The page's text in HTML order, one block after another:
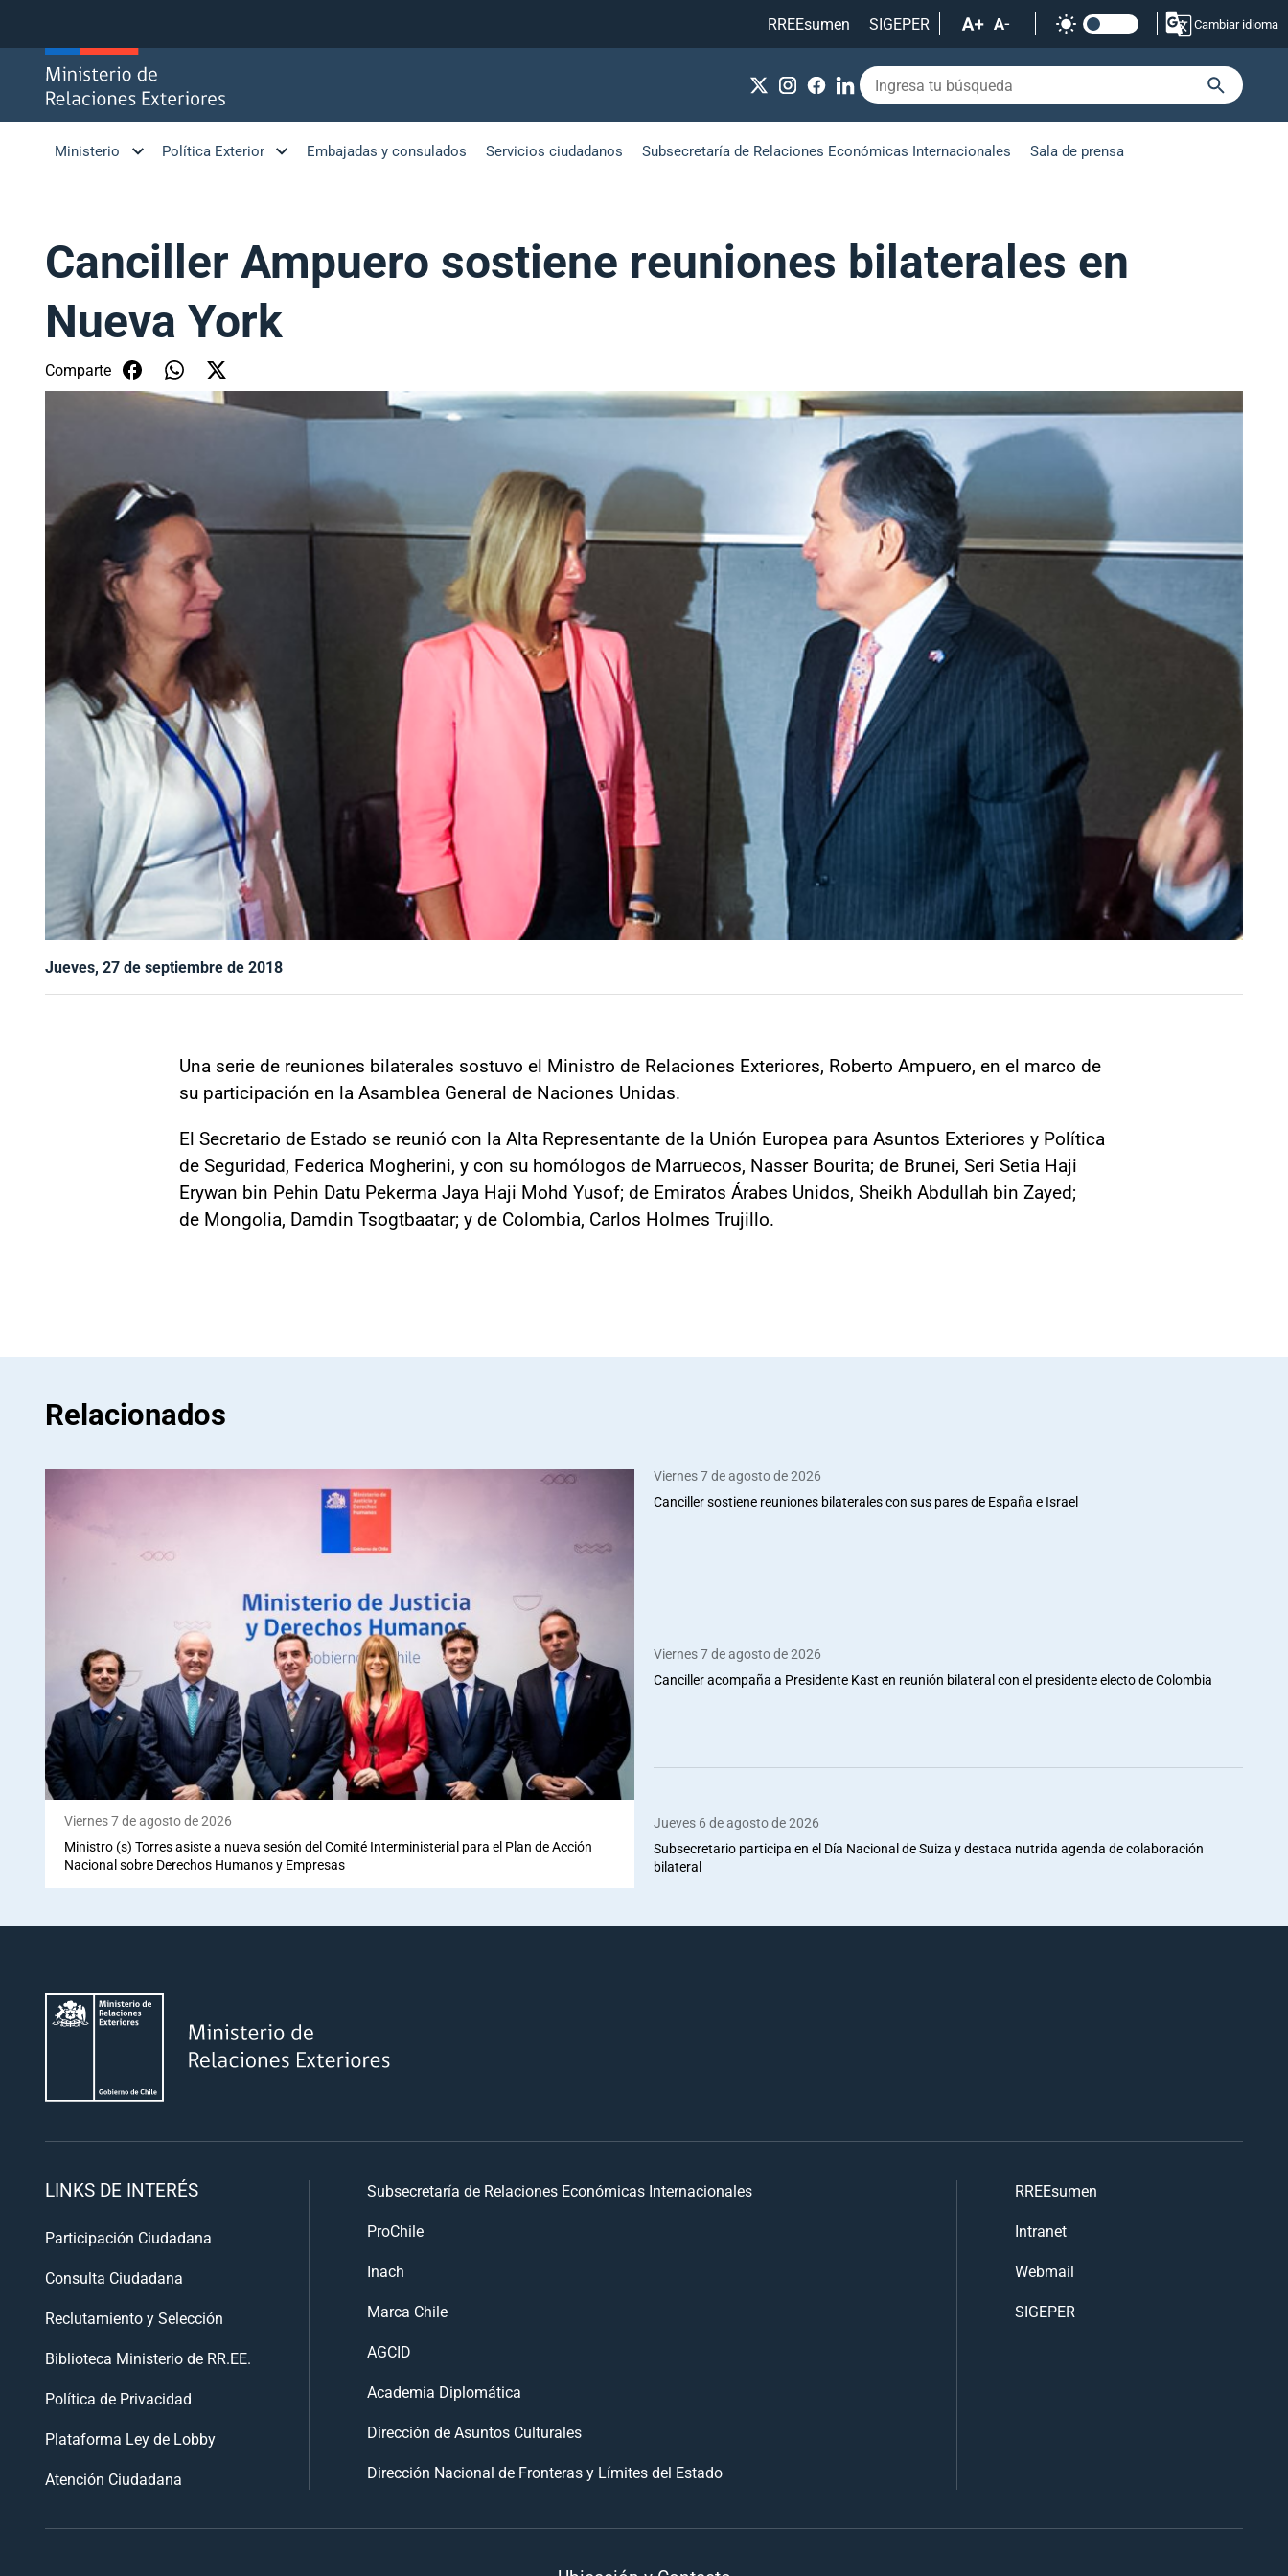
RREEsumen
SIGEPER Cambiar idioma
Ministerio Política Exterior Embajadas y consulados Servicios ciudadanos Subsecretaría de Relaciones Económicas Internacionales Sala de prensa
Canciller Ampuero sostiene reuniones bilaterales en
Nueva York
Comparte
Jueves, 27 de septiembre de 2018
Una serie de reuniones bilaterales sostuvo el Ministro de Relaciones Exteriores, Roberto Ampuero, en el marco de
su participación en la Asamblea General de Naciones Unidas.
El Secretario de Estado se reunió con la Alta Representante de la Unión Europea para Asuntos Exteriores y Política
de Seguridad, Federica Mogherini, y con su homólogos de Marruecos, Nasser Bourita; de Brunei, Seri Setia Haji
Erywan bin Pehin Datu Pekerma Jaya Haji Mohd Yusof; de Emiratos Árabes Unidos, Sheikh Abdullah bin Zayed;
de Mongolia, Damdin Tsogtbaatar; y de Colombia, Carlos Holmes Trujillo.
Relacionados
Viernes 7 de agosto de 2026
Ministro (s) Torres asiste a nueva sesión del Comité Interministerial para el Plan de Acción
Nacional sobre Derechos Humanos y Empresas
Viernes 7 de agosto de 2026
Canciller sostiene reuniones bilaterales con sus pares de España e Israel
Viernes 7 de agosto de 2026
Canciller acompaña a Presidente Kast en reunión bilateral con el presidente electo de Colombia
Jueves 6 de agosto de 2026
Subsecretario participa en el Día Nacional de Suiza y destaca nutrida agenda de colaboración
bilateral
LINKS DE INTERÉS
Participación Ciudadana
Consulta Ciudadana
Reclutamiento y Selección
Biblioteca Ministerio de RR.EE.
Política de Privacidad
Plataforma Ley de Lobby
Atención Ciudadana
Subsecretaría de Relaciones Económicas Internacionales
ProChile
Inach
Marca Chile
AGCID
Academia Diplomática
Dirección de Asuntos Culturales
Dirección Nacional de Fronteras y Límites del Estado
RREEsumen
Intranet
Webmail
SIGEPER